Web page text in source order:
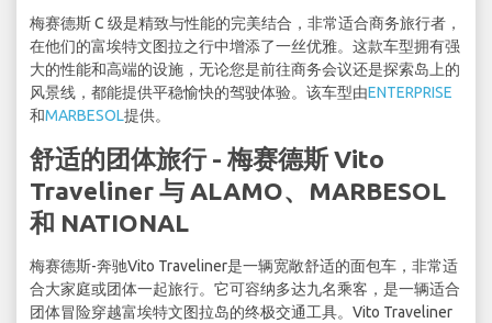
梅赛德斯 C 级是精致与性能的完美结合，非常适合商务旅行者，
在他们的富埃特文图拉之行中增添了一丝优雅。这款车型拥有强
大的性能和高端的设施，无论您是前往商务会议还是探索岛上的
风景线，都能提供平稳愉快的驾驶体验。该车型由ENTERPRISE
和MARBESOL提供。
舒适的团体旅行 - 梅赛德斯 Vito
Traveliner 与 ALAMO、MARBESOL
和 NATIONAL
梅赛德斯-奔驰Vito Traveliner是一辆宽敞舒适的面包车，非常适
合大家庭或团体一起旅行。它可容纳多达九名乘客，是一辆适合
团体冒险穿越富埃特文图拉岛的终极交通工具。Vito Traveliner